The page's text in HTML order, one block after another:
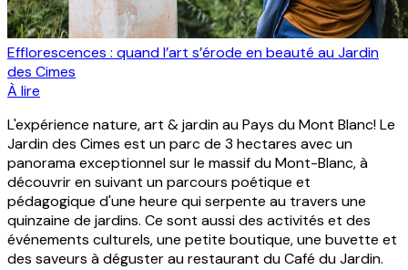
Efflorescences : quand l’art s’érode en beauté au Jardin
des Cimes
À lire
L'expérience nature, art & jardin au Pays du Mont Blanc! Le
Jardin des Cimes est un parc de 3 hectares avec un
panorama exceptionnel sur le massif du Mont-Blanc, à
découvrir en suivant un parcours poétique et
pédagogique d'une heure qui serpente au travers une
quinzaine de jardins. Ce sont aussi des activités et des
événements culturels, une petite boutique, une buvette et
des saveurs à déguster au restaurant du Café du Jardin.